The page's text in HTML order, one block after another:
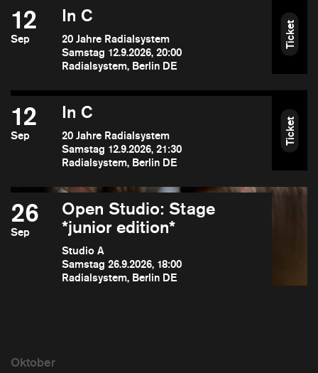
12
Sep
In C
20 Jahre Radialsystem
Samstag 12.9.2026, 20:00
Radialsystem, Berlin DE
Ticket
12
Sep
In C
20 Jahre Radialsystem
Samstag 12.9.2026, 21:30
Radialsystem, Berlin DE
Ticket
26
Sep
Open Studio: Stage
*junior edition*
Studio A
Samstag 26.9.2026, 18:00
Radialsystem, Berlin DE